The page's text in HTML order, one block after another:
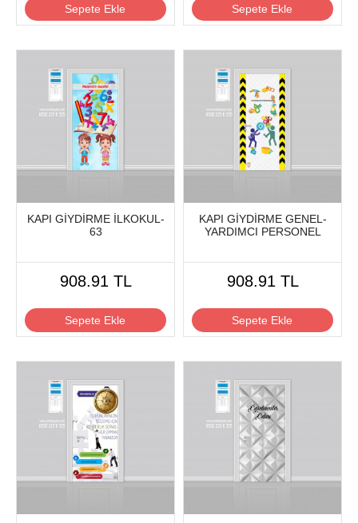
Sepete Ekle Sepete Ekle
KAPI GİYDİRME İLKOKUL-
63
908.91 TL
Sepete Ekle
KAPI GİYDİRME GENEL-
YARDIMCI PERSONEL
908.91 TL
Sepete Ekle